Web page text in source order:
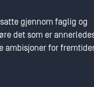
gjennom faglig og
det som er
ambisjoner for